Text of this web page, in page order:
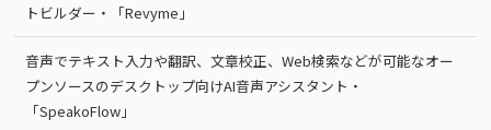
トビルダー・「Revyme」
音声でテキスト入力や翻訳、文章校正、Web検索などが可能なオー
プンソースのデスクトップ向けAI音声アシスタント・
「SpeakoFlow」